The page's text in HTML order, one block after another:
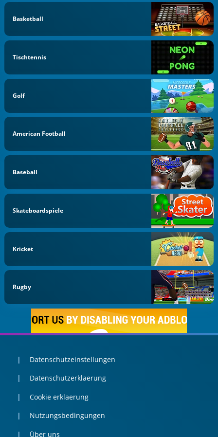
Basketball
Tischtennis
Golf
American Football
Baseball
Skateboardspiele
Kricket
Rugby
Datenschutzeinstellungen
Datenschutzerklaerung
Cookie erklaerung
Nutzungsbedingungen
Über uns